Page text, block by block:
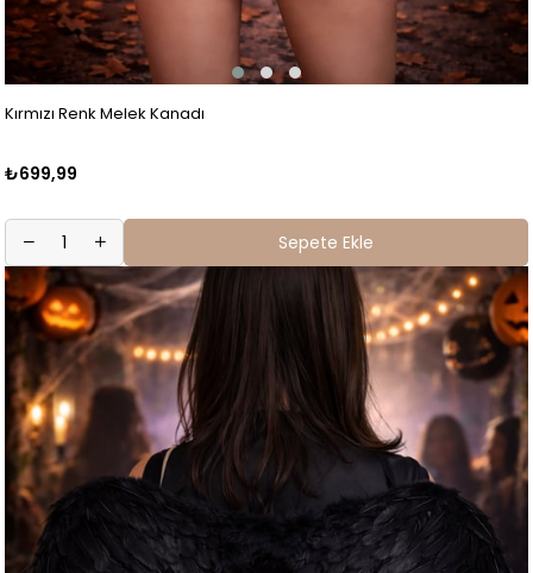
Kırmızı Renk Melek Kanadı
₺699,99
Sepete Ekle